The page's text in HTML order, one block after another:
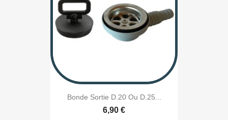
Bonde Sortie D.20 Ou D.25...
6,90 €